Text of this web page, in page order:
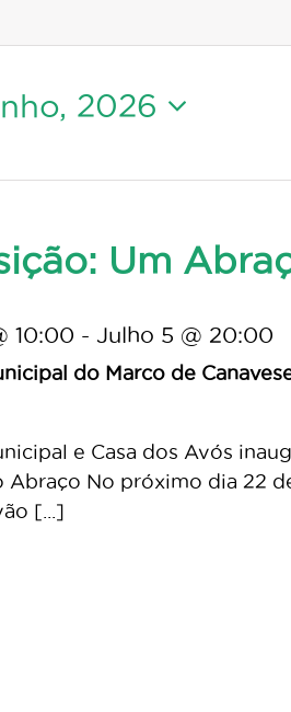
2026
Um
10:00 - Julho 5 @ 20:00
do Marco de
e Casa dos Avós
Abraço No próximo dia 22
[...]